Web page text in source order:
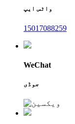
واٹس ایپ
15017088259
WeChat
جوڈی